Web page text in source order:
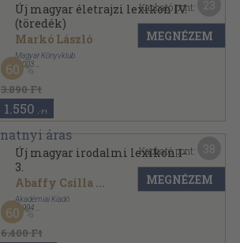
Új magyar életrajzi lexikon IV.
(töredék)
Markó László
Magyar Könyvklub
, 2003
Fűzött kemény papírkötés
Új magyar életrajzi lexikon sorozat
3.890 Ft
60
1.550 ,-Ft
Kapható pont:
MEGNÉZEM
Új magyar irodalmi lexikon 1-
3.
Abaffy Csilla ...
Akadémiai Kiadó
, 1994
Fűzött keménykötés
Új magyar irodalmi lexikon sorozat
6.400 Ft
60
Kapható pont:
MEGNÉZEM